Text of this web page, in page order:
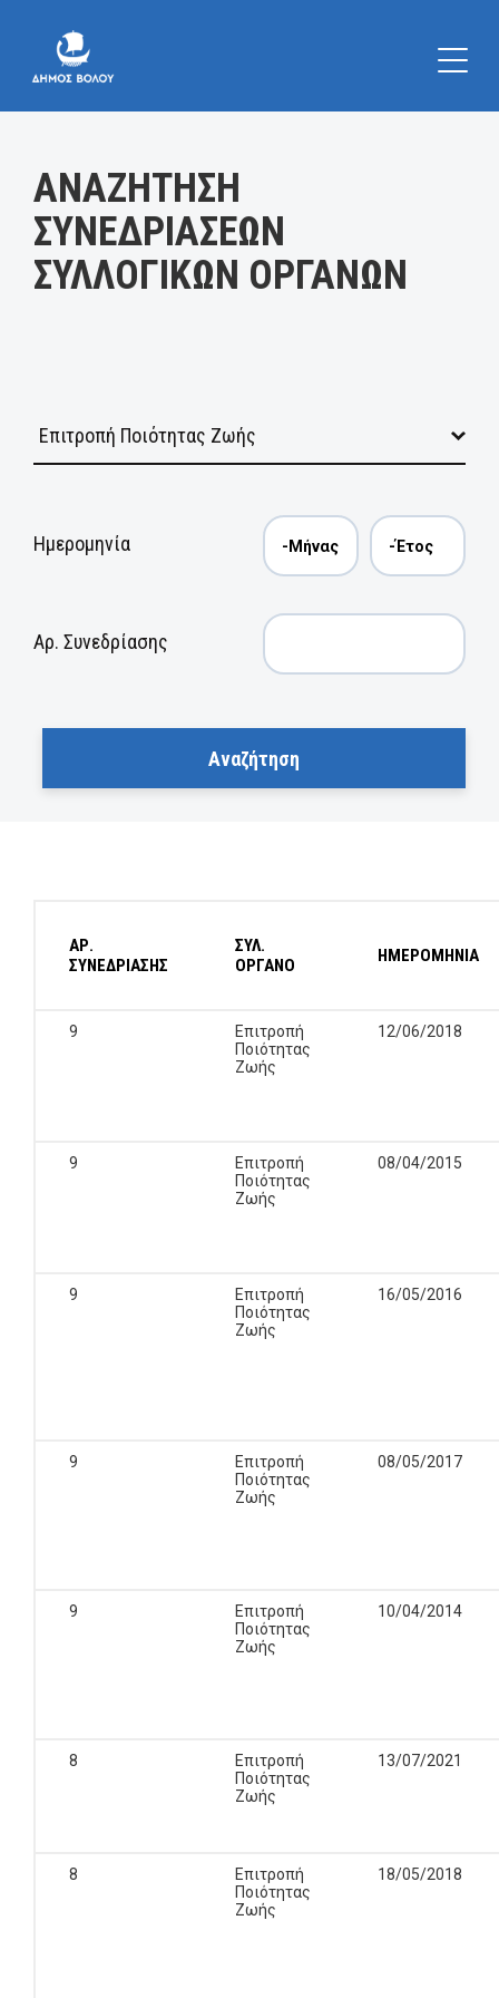
ΑΝΑΖΗΤΗΣΗ
ΣΥΝΕΔΡΙΑΣΕΩΝ
ΣΥΛΛΟΓΙΚΩΝ ΟΡΓΑΝΩΝ
Ημερομηνία
Αρ. Συνεδρίασης
ΑΡ.
ΣΥΝΕΔΡΙΑΣΗΣ
ΣΥΛ.
ΟΡΓΑΝΟ
ΗΜΕΡΟΜΗΝΙΑ
9
Επιτροπή
Ποιότητας
Ζωής
12/06/2018
9
Επιτροπή
Ποιότητας
Ζωής
08/04/2015
9
Επιτροπή
Ποιότητας
Ζωής
16/05/2016
9
Επιτροπή
Ποιότητας
Ζωής
08/05/2017
9
Επιτροπή
Ποιότητας
Ζωής
10/04/2014
8
Επιτροπή
Ποιότητας
Ζωής
13/07/2021
8
Επιτροπή
Ποιότητας
Ζωής
18/05/2018